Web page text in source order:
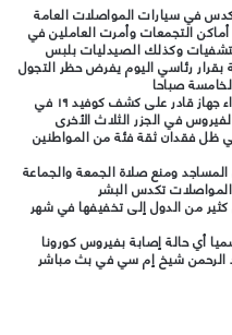
في سيارات المواصلات العامة
التجمعات وأمرت العاملين في
وكذلك الصيدليات بلبس
بقرار رئاسي اليوم يفرض حظر التجول
صباحا
وهي إجراءت تعتبر أنها تأخرت كثيرا كتأخر شراء جهاز قادر على كشف كوفيد ١٩ في
في الجزر الثلاث الأخرى
ظل فقدان ثقة فئة من المواطنين
ومنع صلاة الجمعة والجماعة
تكدس البشر
من الدول إلى تخفيفها في شهر
أي حالة إصابة بفيروس كورونا
الرحمن شيخ إم سي في بث مباشر